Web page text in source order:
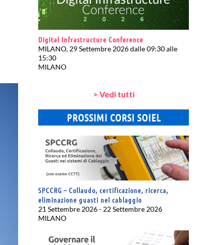
Digital Infrastructure Conference
MILANO, 29 Settembre 2026 dalle 09:30 alle
15:30
MILANO
> Vedi tutti
PROSSIMI CORSI SOIEL
SPCCRG – Collaudo, certificazione, ricerca,
eliminazione guasti nel cablaggio
21 Settembre 2026 - 22 Settembre 2026
MILANO